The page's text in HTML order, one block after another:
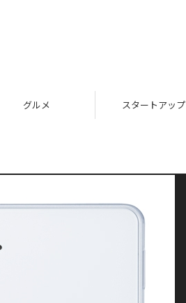
グルメ スタートアップ